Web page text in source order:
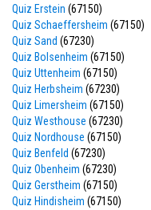
Quiz Erstein (67150)
Quiz Schaeffersheim (67150)
Quiz Sand (67230)
Quiz Bolsenheim (67150)
Quiz Uttenheim (67150)
Quiz Herbsheim (67230)
Quiz Limersheim (67150)
Quiz Westhouse (67230)
Quiz Nordhouse (67150)
Quiz Benfeld (67230)
Quiz Obenheim (67230)
Quiz Gerstheim (67150)
Quiz Hindisheim (67150)